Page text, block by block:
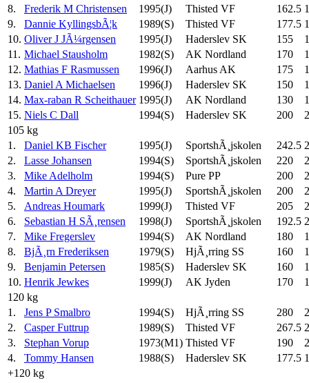
8.
Frederik M Christensen 1995(J) Thisted VF 162.5
9.
Dannie KyllingsbÃ¦k 1989(S) Thisted VF 177.5
10. Oliver J JÃ¼rgensen 1995(J) Haderslev SK 155
11. Michael Stausholm 1982(S) AK Nordland 170
12. Mathias F Rasmussen 1996(J) Aarhus AK 175
13. Daniel A Michaelsen 1996(J) Haderslev SK 150
14. Max-raban R Scheithauer 1995(J) AK Nordland 130
15. Niels C Dall 1994(S) Haderslev SK 200
105 kg
1.
Daniel KB Fischer 1995(J) SportshÃ¸jskolen 242.5
2.
Lasse Johansen 1994(S) SportshÃ¸jskolen 220
3.
Mike Adelholm 1994(S) Pure PP 200
4.
Martin A Dreyer 1995(J) SportshÃ¸jskolen 200
5.
Andreas Houmark 1999(J) Thisted VF 205
6.
Sebastian H SÃ¸rensen 1998(J) SportshÃ¸jskolen 192.5
7.
Mike Fregerslev 1994(S) AK Nordland 180
8.
BjÃ¸rn Frederiksen 1979(S) HjÃ¸rring SS 160
9.
Benjamin Petersen 1985(S) Haderslev SK 160
10. Henrik Jewkes 1999(J) AK Jyden 170
120 kg
1.
Jens P Smalbro 1994(S) HjÃ¸rring SS 280
2.
Casper Futtrup 1989(S) Thisted VF 267.5
3.
Stephan Vorup 1973(M1) Thisted VF 190
4.
Tommy Hansen 1988(S) Haderslev SK 177.5
+120 kg